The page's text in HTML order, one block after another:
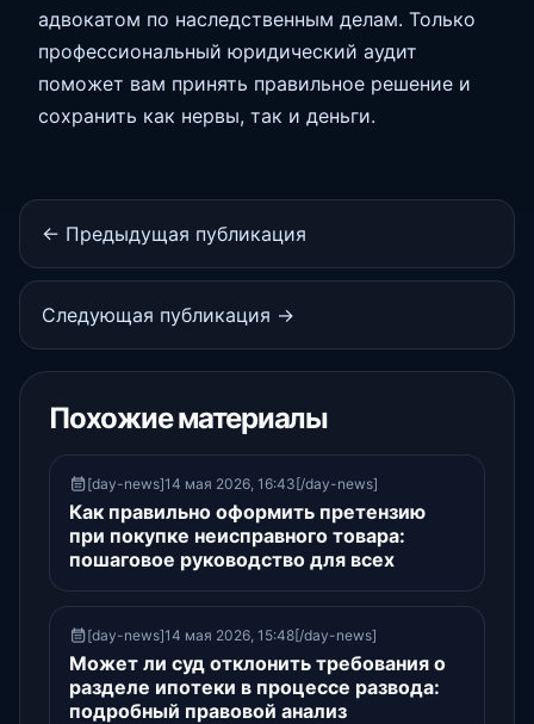
адвокатом по наследственным делам. Только
профессиональный юридический аудит
поможет вам принять правильное решение и
сохранить как нервы, так и деньги.
← Предыдущая публикация
Следующая публикация →
Похожие материалы
[day-news]14 мая 2026, 16:43[/day-news]
Как правильно оформить претензию
при покупке неисправного товара:
пошаговое руководство для всех
[day-news]14 мая 2026, 15:48[/day-news]
Может ли суд отклонить требования о
разделе ипотеки в процессе развода:
подробный правовой анализ